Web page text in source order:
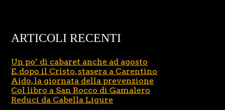
ARTICOLI RECENTI
Un po’ di cabaret anche ad agosto
E, dopo il Cristo, stasera a Carentino
Aido, la giornata della prevenzione
Col libro a San Rocco di Gamalero
Reduci da Cabella Ligure